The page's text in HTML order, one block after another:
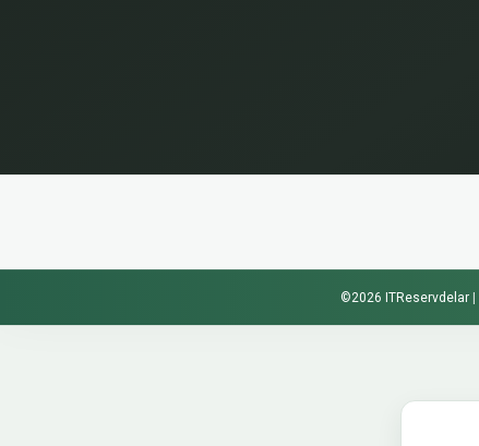
©2026 ITReservdelar